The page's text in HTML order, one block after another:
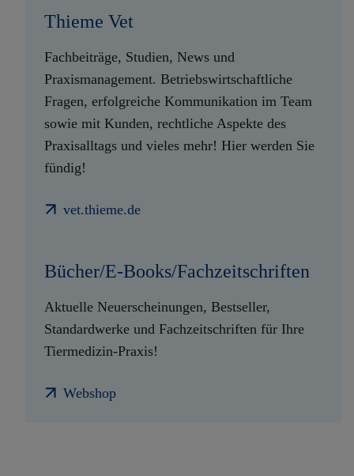
Thieme Vet
Fachbeiträge, Studien, News und
Praxismanagement. Betriebswirtschaftliche
Fragen, erfolgreiche Kommunikation im Team
sowie mit Kunden, rechtliche Aspekte des
Praxisalltags und vieles mehr! Hier werden Sie
fündig!
vet.thieme.de
Bücher/E-Books/Fachzeitschriften
Aktuelle Neuerscheinungen, Bestseller,
Standardwerke und Fachzeitschriften für Ihre
Tiermedizin-Praxis!
Webshop